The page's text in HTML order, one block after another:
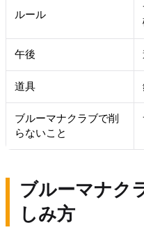
ルール
午後
道具
ブルーマナクラブで削
らないこと
ブルーマナク
しみ方